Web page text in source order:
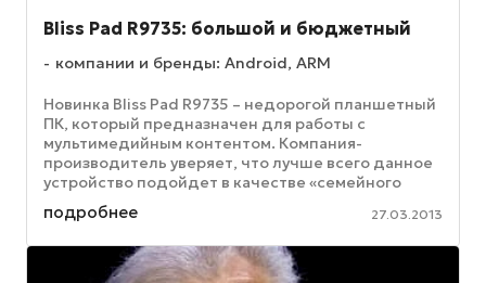
Bliss Pad R9735: большой и бюджетный
компании и бренды: Android, ARM
Новинка Bliss Pad R9735 – недорогой планшетный
ПК, который предназначен для работы с
мультимедийным контентом. Компания-
производитель уверяет, что лучше всего данное
устройство подойдет в качестве «семейного
планшета». Одна из «изюминок» новинки – ...
подробнее 27.03.2013